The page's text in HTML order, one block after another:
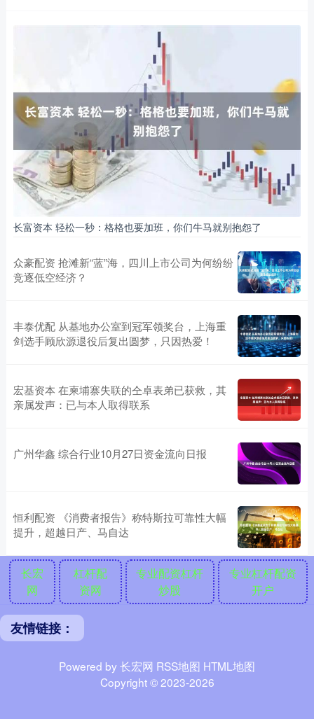
长富资本 轻松一秒：格格也要加班，你们牛马就别抱怨了
众豪配资 抢滩新“蓝”海，四川上市公司为何纷纷
竞逐低空经济？
丰泰优配 从基地办公室到冠军领奖台，上海重
剑选手顾欣源退役后复出圆梦，只因热爱！
宏基资本 在柬埔寨失联的仝卓表弟已获救，其
亲属发声：已与本人取得联系
广州华鑫 综合行业10月27日资金流向日报
恒利配资 《消费者报告》称特斯拉可靠性大幅
提升，超越日产、马自达
长宏
网
杠杆配
资网
专业配资杠杆
炒股
专业杠杆配资
开户
友情链接：
Powered by 长宏网 RSS地图 HTML地图
Copyright© 2023-2026